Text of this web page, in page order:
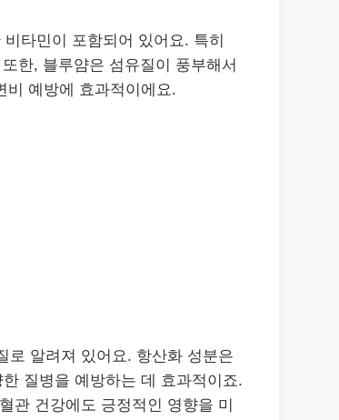
타민이 포함되어 있어요. 특히
한, 블루얌은 섬유질이 풍부해서
비 예방에 효과적이에요.
로 알려져 있어요. 항산화 성분은
질병을 예방하는 데 효과적이죠.
관 건강에도 긍정적인 영향을 미